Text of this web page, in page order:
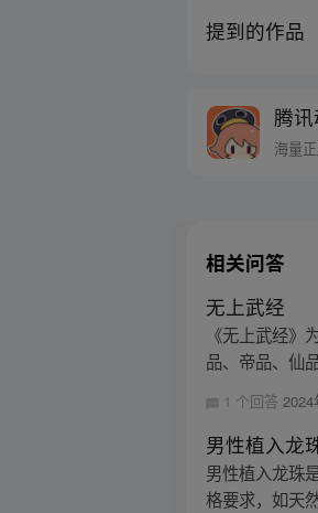
提到的作品
腾
海量
相关问答
无上武经
《无上武经
品、帝品、仙
1 个回答
男性植入龙
男性植入龙珠
格要求，如天